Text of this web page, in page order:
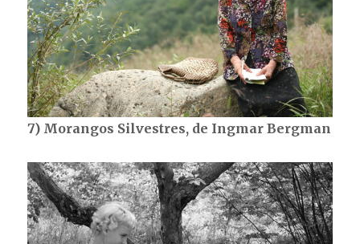
7) Morangos Silvestres, de Ingmar Bergman